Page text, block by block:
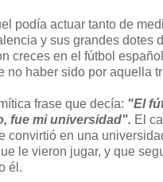
podía actuar tanto de
y sus grandes dotes
creces en el fútbol
no haber sido por aquella
frase que decía: "El
fue mi universidad". El
convirtió en una
le vieron jugar, y que
él.